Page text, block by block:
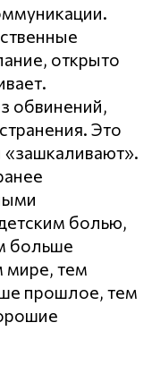
открыто
обвинений,
Это
«зашкаливают».
болью,
больше
мире, тем
прошлое, тем